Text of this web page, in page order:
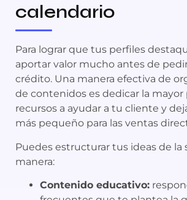
calendario
Para lograr que tus perfiles
aportar valor mucho antes de
crédito. Una manera efectiva de
de contenidos es dedicar la
recursos a ayudar a tu cliente y
más pequeño para las ventas
Puedes estructurar tus ideas de la
manera:
Contenido educativo: